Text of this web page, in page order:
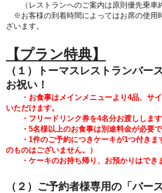
（レストランへのご案内は原則優先乗車終
※お客様の到着時間によってはお席の使用
ざいます。
【プラン特典】
（１）トーマスレストランバー
お祝い！
・お食事はメインメニューより4品、サイ
いただけます。
・フリードリンク券を4名分お渡しします
・5名様以上のお食事は別途料金が必要で
・1件のご予約につきケーキが1つ付きま
のものはございません。）
・ケーキのお持ち帰り、お預かりはでき
（２）ご予約者様専用の「バー